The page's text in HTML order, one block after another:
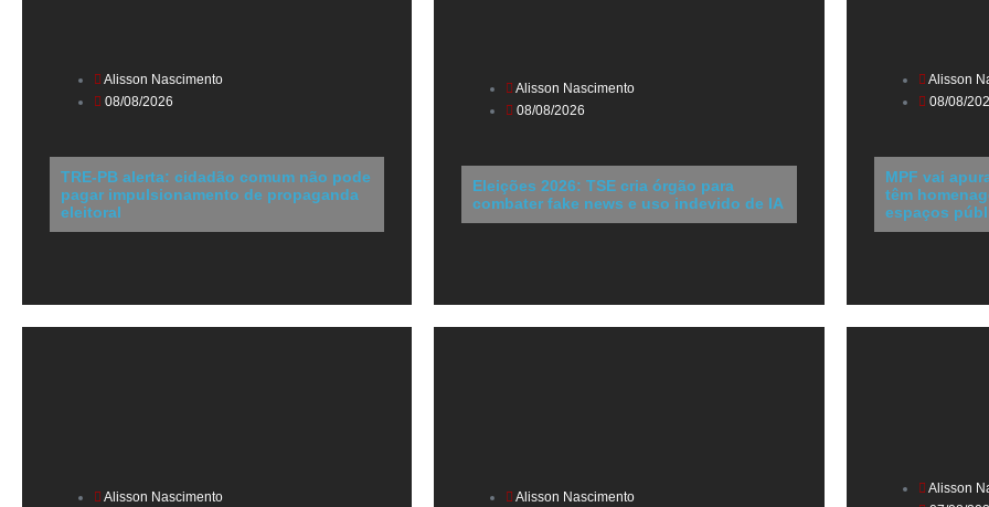
Alisson Nascimento
08/08/2026
TRE-PB alerta: cidadão comum não pode
pagar impulsionamento de propaganda
eleitoral
Alisson Nascimento
08/08/2026
Eleições 2026: TSE cria órgão para
combater fake news e uso indevido de IA
Alisson
08/08/
MPF vai
têm
espaços
Alisson Nascimento
Alisson Nascimento
Alisson